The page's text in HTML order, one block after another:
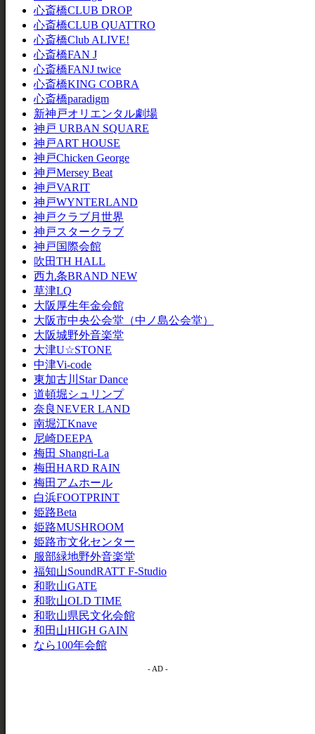
心斎橋CLUB DROP
心斎橋CLUB QUATTRO
心斎橋Club ALIVE!
心斎橋FAN J
心斎橋FANJ twice
心斎橋KING COBRA
心斎橋paradigm
新神戸オリエンタル劇場
神戸 URBAN SQUARE
神戸ART HOUSE
神戸Chicken George
神戸Mersey Beat
神戸VARIT
神戸WYNTERLAND
神戸クラブ月世界
神戸スタークラブ
神戸国際会館
吹田TH HALL
西九条BRAND NEW
草津LQ
大阪厚生年金会館
大阪市中央公会堂（中ノ島公会堂）
大阪城野外音楽堂
大津U☆STONE
中津Vi-code
東加古川Star Dance
道頓堀シュリンプ
奈良NEVER LAND
南堀江Knave
尼崎DEEPA
梅田 Shangri-La
梅田HARD RAIN
梅田アムホール
白浜FOOTPRINT
姫路Beta
姫路MUSHROOM
姫路市文化センター
服部緑地野外音楽堂
福知山SoundRATT F-Studio
和歌山GATE
和歌山OLD TIME
和歌山県民文化会館
和田山HIGH GAIN
なら100年会館
- AD -